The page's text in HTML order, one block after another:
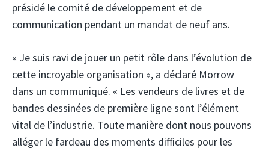
présidé le comité de développement et de
communication pendant un mandat de neuf ans.
« Je suis ravi de jouer un petit rôle dans l’évolution de
cette incroyable organisation », a déclaré Morrow
dans un communiqué. « Les vendeurs de livres et de
bandes dessinées de première ligne sont l’élément
vital de l’industrie. Toute manière dont nous pouvons
alléger le fardeau des moments difficiles pour les